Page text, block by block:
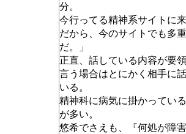
分。
今行ってる精神系サイトに
だから、今のサイトでも多
だ。」
正直、話している内容が要
言う場合はとにかく相手に
いる。
精神科に病気に掛かってい
が多い。
悠希でさえも、『何処が障